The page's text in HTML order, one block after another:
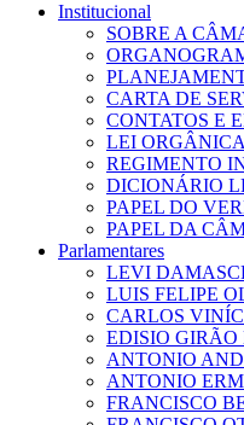
Institucional
SOBRE A
CARTA DE
CONTATOS E
LEI ORGÂNICA
REGIMENTO
DICIONÁRIO
PAPEL DO
PAPEL DA
Parlamentares
LEVI
LUIS FELIPE
CARLOS
EDISIO GIRÃO
ANTONIO
ANTONIO
FRANCISCO